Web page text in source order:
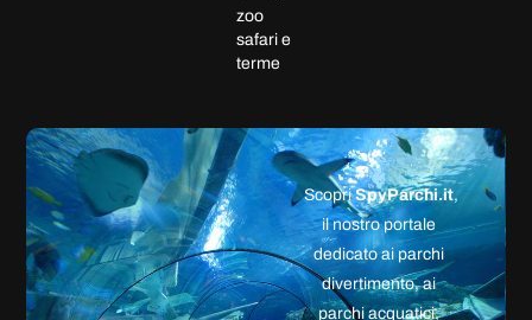
zoo
safari e
terme
ScopriSpyParchi.it,
il nostro portale
dedicato ai parchi
divertimento, ai
parchi acquatici,